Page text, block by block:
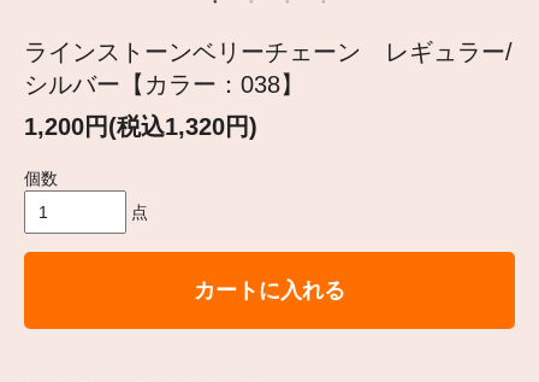
ラインストーンベリーチェーン レギュラー/
シルバー【カラー：038】
1,200円(税込1,320円)
個数
点
カートに入れる